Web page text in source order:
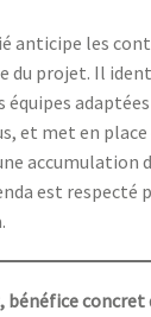
anticipe les
du projet. Il
et met en place
accumulation
est respecté
concret